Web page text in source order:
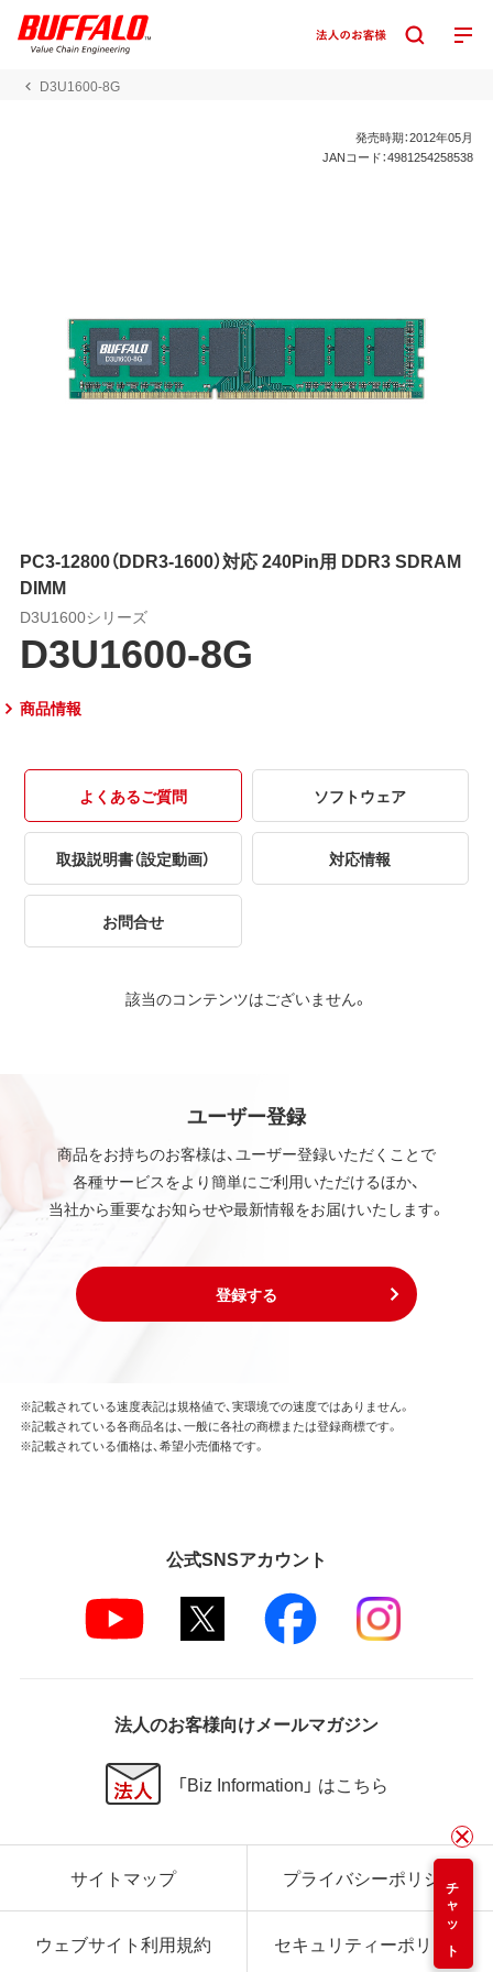
D3U1600-8G
発売時期：2012年05月
JANコード：4981254258538
PC3-12800（DDR3-1600）対応 240Pin用 DDR3 SDRAM
DIMM
D3U1600シリーズ
D3U1600-8G
商品情報
よくあるご質問 ソフトウェア
取扱説明書（設定動画） 対応情報
お問合せ
該当のコンテンツはございません。
ユーザー登録
商品をお持ちのお客様は、ユーザー登録いただくことで
各種サービスをより簡単にご利用いただけるほか、
当社から重要なお知らせや最新情報をお届けいたします。
登録する
チャット
※記載されている速度表記は規格値で、実環境での速度ではありません。
※記載されている各商品名は、一般に各社の商標または登録商標です。
※記載されている価格は、希望小売価格です。
公式SNSアカウント
法人のお客様向けメールマガジン
「Biz Information」 はこちら
サイトマップ プライバシーポリシー
ウェブサイト利用規約 セキュリティーポリシー